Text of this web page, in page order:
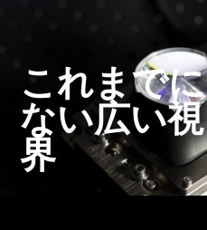
これまでに
ない広い視
界